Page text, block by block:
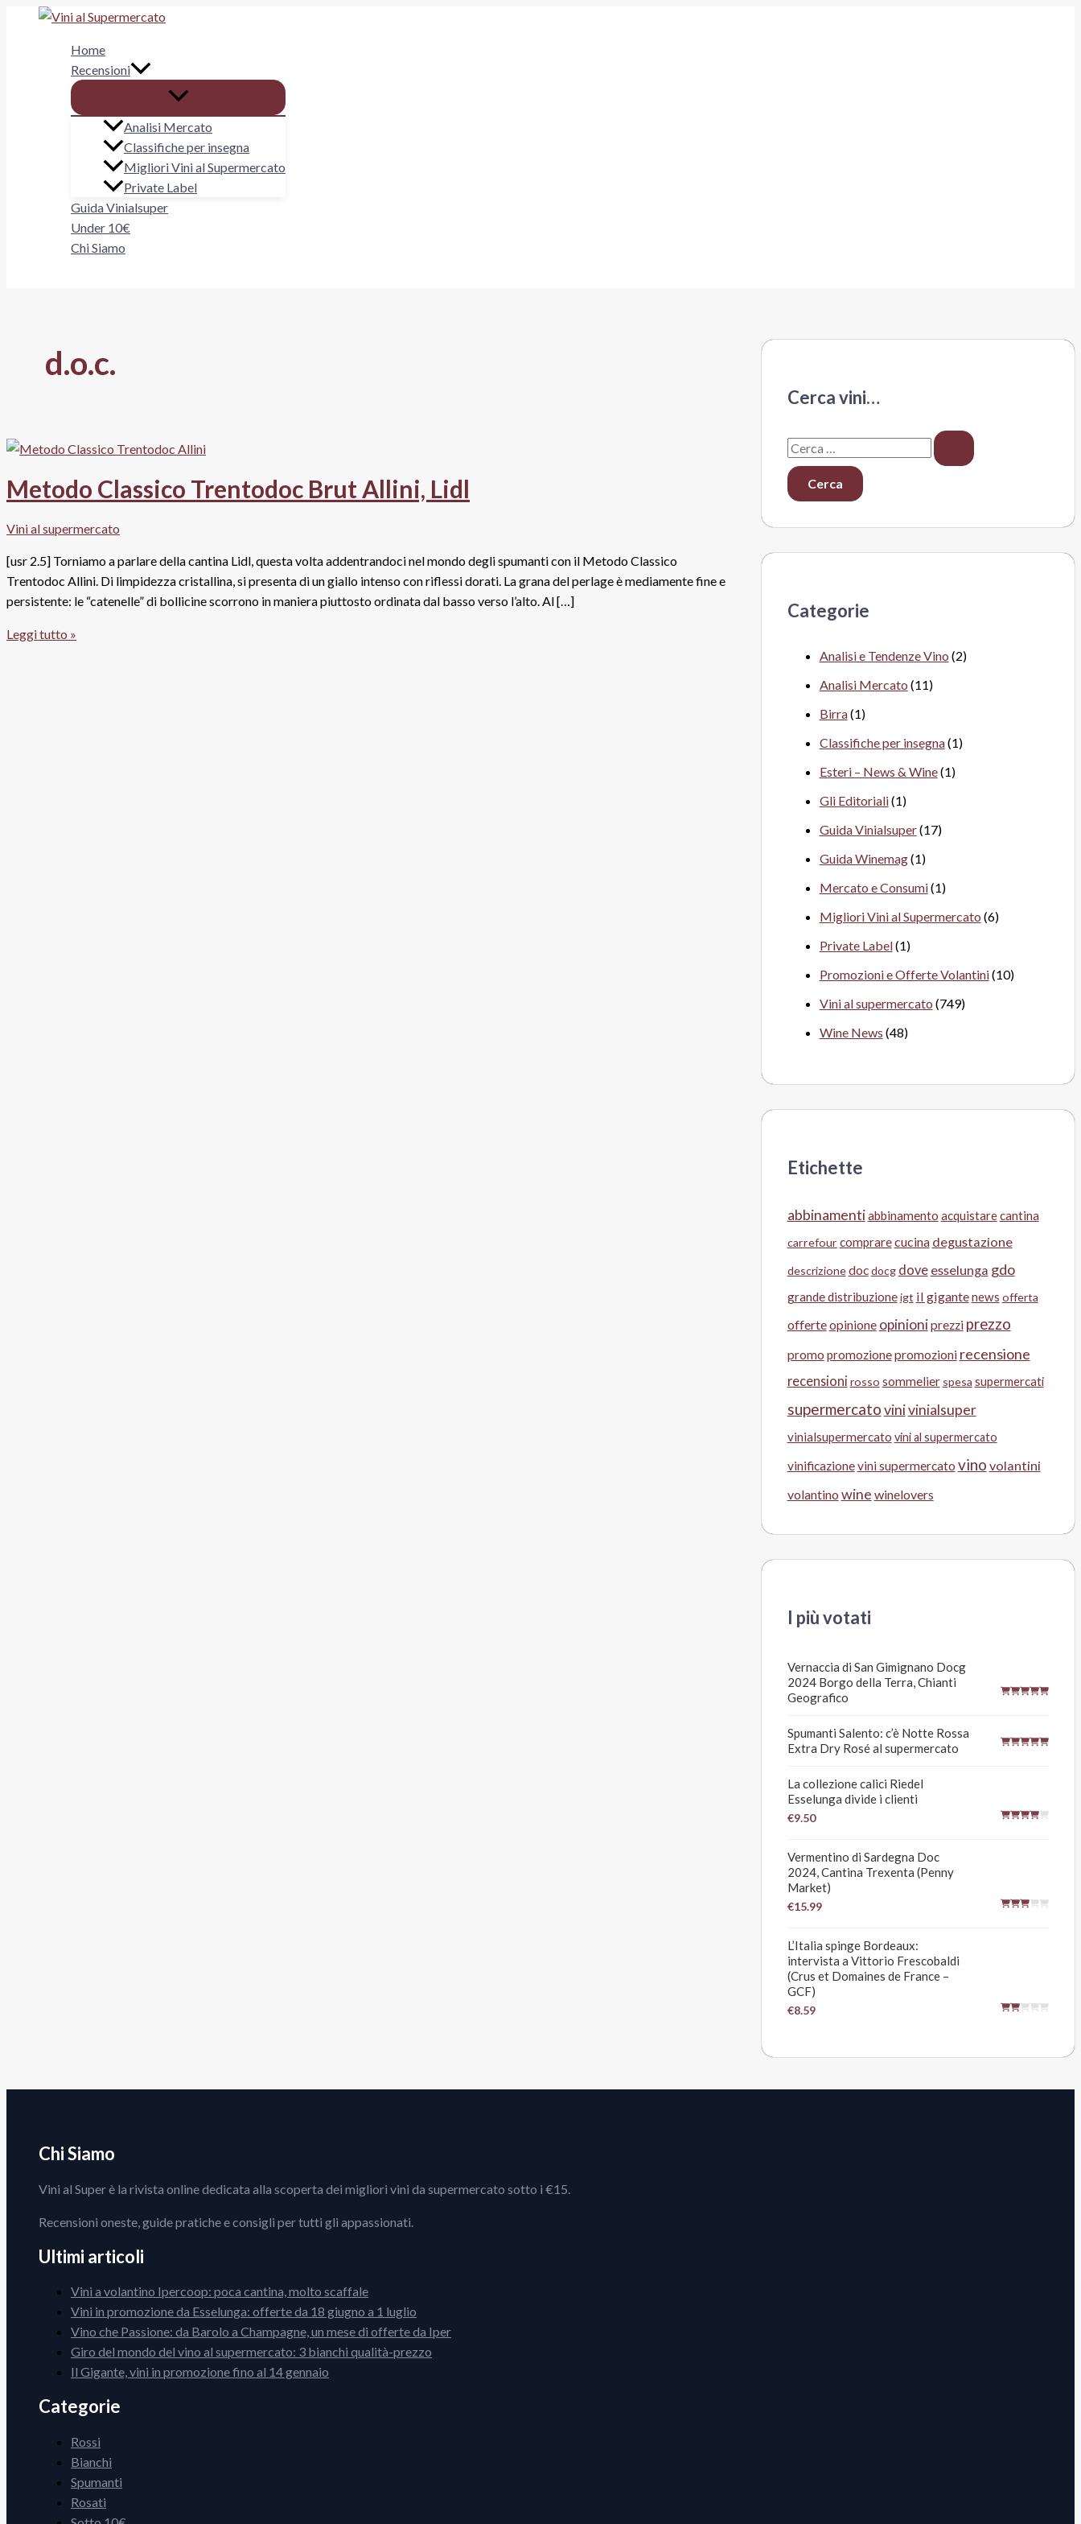
Home
Recensioni
Analisi Mercato
Classifiche per insegna
Migliori Vini al Supermercato
Private Label
Guida Vinialsuper
Under 10€
Chi Siamo
d.o.c.
Metodo Classico Trentodoc Brut Allini, Lidl
Vini al supermercato
[usr 2.5] Torniamo a parlare della cantina Lidl, questa volta addentrandoci nel mondo degli spumanti con il Metodo Classico
Trentodoc Allini. Di limpidezza cristallina, si presenta di un giallo intenso con riflessi dorati. La grana del perlage è mediamente fine e
persistente: le “catenelle” di bollicine scorrono in maniera piuttosto ordinata dal basso verso l’alto. Al […]
Metodo
Leggi tutto »
Cerca vini…
C
e
r
Categorie
Analisi e Tendenze Vino (2)
Analisi Mercato (11)
Birra(1)
Classifiche per insegna(1)
Esteri – News & Wine(1)
Gli Editoriali(1)
Guida Vinialsuper(17)
Guida Winemag(1)
Mercato e Consumi(1)
Migliori Vini al Supermercato (6)
Private Label(1)
Promozioni e Offerte Volantini(10)
Vini al supermercato (749)
Wine News (48)
Etichette
abbinamentiabbinamento acquistarecantina
carrefour comprarecucina degustazione
descrizionedocdocg dove esselunga gdo
grande distribuzioneigt il gigantenews offerta
offerteopinione opinioniprezzi prezzo
promo promozionepromozioni recensione
recensioni rosso sommelier spesa supermercati
supermercatovinivinialsuper
vinialsupermercato vini al supermercato
vinificazionevini supermercato vino volantini
volantino wine winelovers
I più votati
Vernaccia di San Gimignano Docg
2024 Borgo della Terra, Chianti
Geografico
Spumanti Salento: c’è Notte Rossa
Extra Dry Rosé al supermercato
La collezione calici Riedel
Esselunga divide i clienti
€9.50
Vermentino di Sardegna Doc
2024, Cantina Trexenta (Penny
Market)
€15.99
L’Italia spinge Bordeaux:
intervista a Vittorio Frescobaldi
(Crus et Domaines de France –
GCF)
€8.59
Chi Siamo
Vini al Super è la rivista online dedicata alla scoperta dei migliori vini da supermercato sotto i €15.
Recensioni oneste, guide pratiche e consigli per tutti gli appassionati.
Ultimi articoli
Vini a volantino Ipercoop: poca cantina, molto scaffale
Vini in promozione da Esselunga: offerte da 18 giugno a 1 luglio
Vino che Passione: da Barolo a Champagne, un mese di offerte da Iper
Giro del mondo del vino al supermercato: 3 bianchi qualità-prezzo
Il Gigante, vini in promozione fino al 14 gennaio
Categorie
Rossi
Bianchi
Spumanti
Rosati